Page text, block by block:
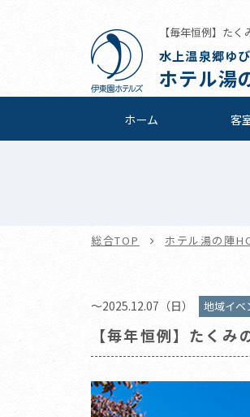
【毎年恒例】た
水上温泉郷ゆ
ホテル湯
ホーム 客
総合TOP ホテル湯の陣
～2025.12.07（日） 地域イベ
【毎年恒例】たく